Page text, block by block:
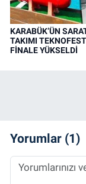
KARABÜK’ÜN
TAKIMI
FİNALE YÜKSELDİ
Yorumlar (1)